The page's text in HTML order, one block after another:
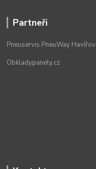
Partneři
Pneuservis PneuWay Havířov
Obkladypanely.cz